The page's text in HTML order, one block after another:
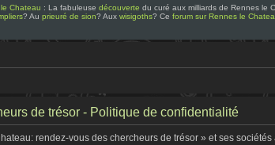
Chateau : La fabuleuse découverte du curé aux milliards de Rennes le
? Au prieuré de sion? Aux wisigoths? Ce forum sur Rennes le
de trésor - Politique de confidentialité
rendez-vous des chercheurs de trésor » et ses